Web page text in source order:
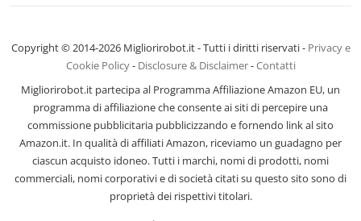
Copyright © 2014-2026 Migliorirobot.it - Tutti i diritti riservati - Privacy e
Cookie Policy- Disclosure & Disclaimer-Contatti
Migliorirobot.it partecipa al Programma Affiliazione Amazon EU, un
programma di affiliazione che consente ai siti di percepire una
commissione pubblicitaria pubblicizzando e fornendo link al sito
Amazon.it. In qualità di affiliati Amazon, riceviamo un guadagno per
ciascun acquisto idoneo. Tutti i marchi, nomi di prodotti, nomi
commerciali, nomi corporativi e di società citati su questo sito sono di
proprietà dei rispettivi titolari.